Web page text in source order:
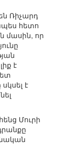
Ռիչարդ
հետո
մասին, որ
է
է
Մուրի